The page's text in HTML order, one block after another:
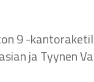
9 -
ja Tyynen